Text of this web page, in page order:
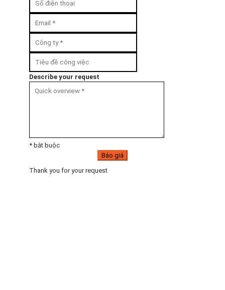
Describe your request
* bắt buộc
Báo giá
Thank you for your request